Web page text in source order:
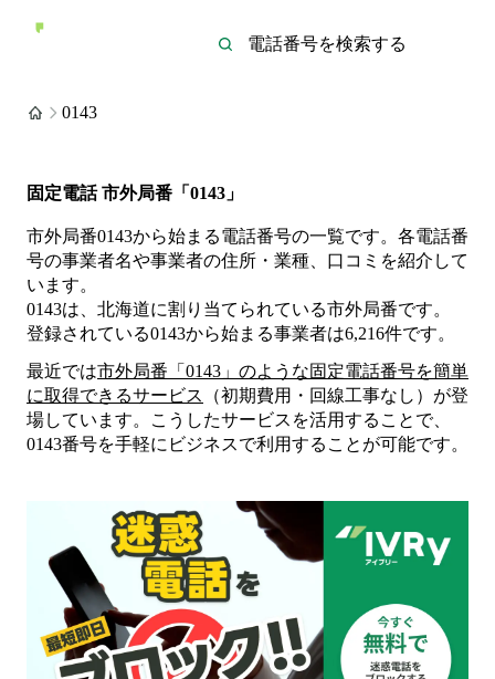
0143
固定電話 市外局番「0143」
市外局番0143から始まる電話番号の一覧です。各電話番
号の事業者名や事業者の住所・業種、口コミを紹介して
います。
0143は、北海道に割り当てられている市外局番です。
登録されている0143から始まる事業者は6,216件です。
最近では市外局番「 0143 」のような固定電話番号を簡単
に取得できるサービス
（初期費用・回線工事なし）が登
場しています。こうしたサービスを活用することで、
0143番号を手軽にビジネスで利用することが可能です。